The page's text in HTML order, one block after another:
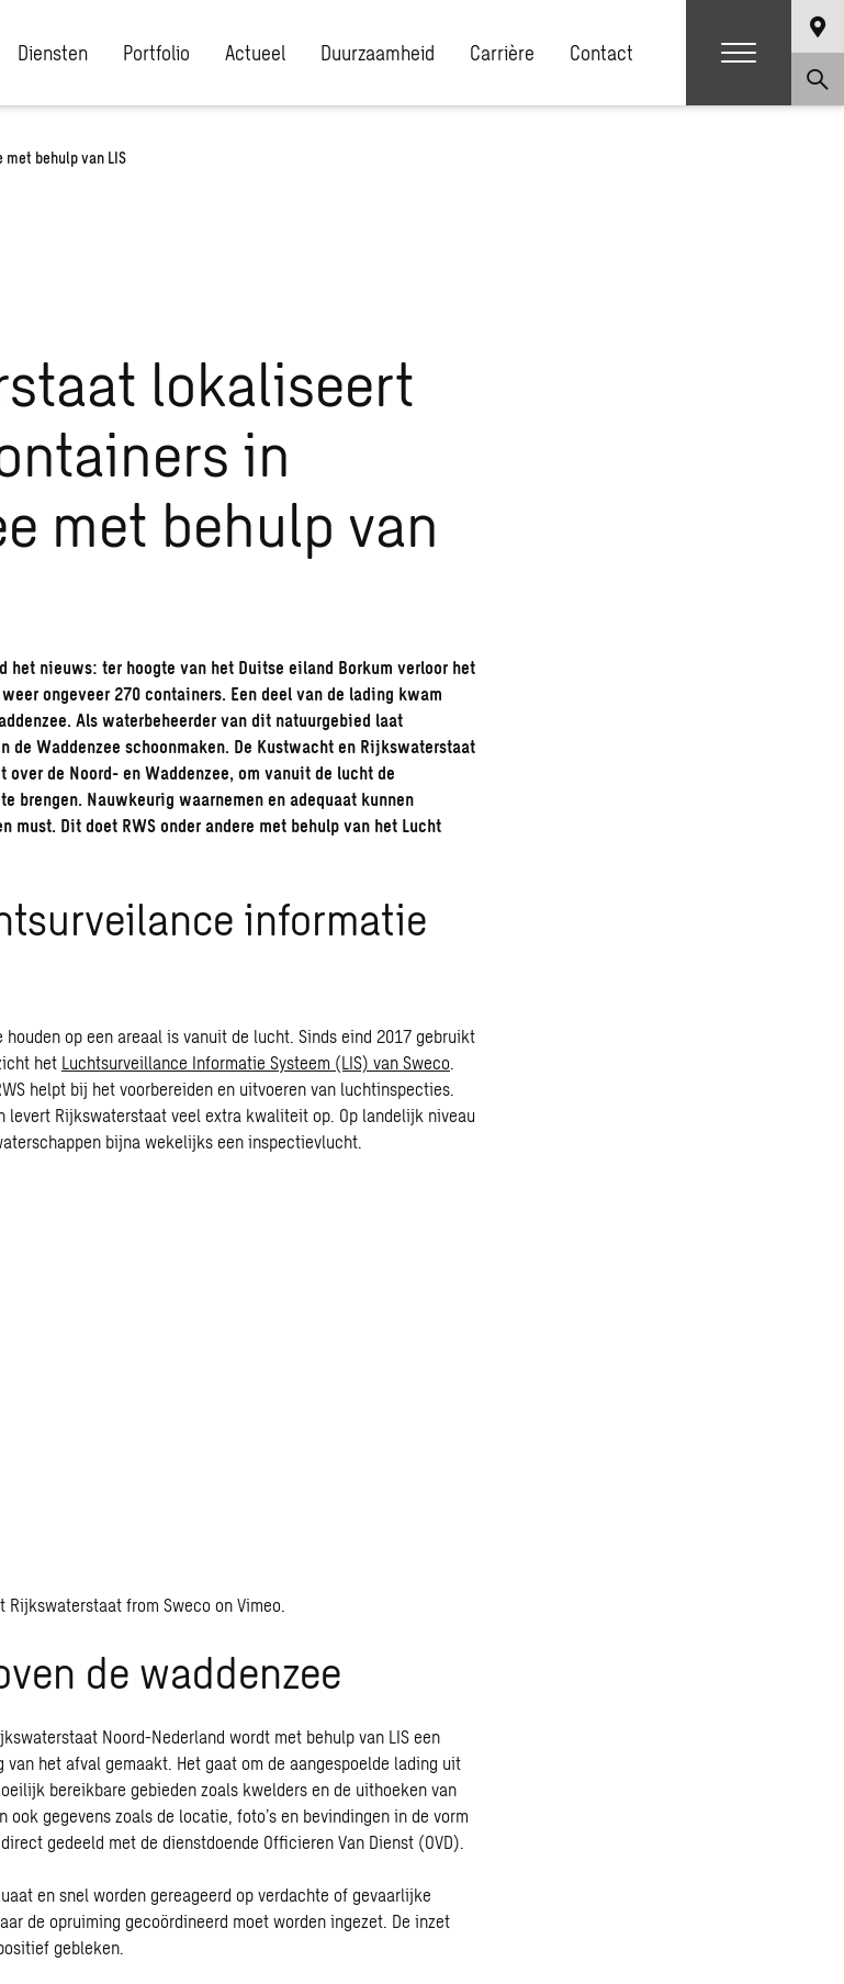
Diensten Portfolio Actueel Duurzaamheid Carrière Contact
behulp van LIS
lokaliseert
in
met behulp van
het nieuws: ter hoogte van het Duitse eiland Borkum verloor het
ongeveer 270 containers. Een deel van de lading kwam
Als waterbeheerder van dit natuurgebied laat
de Waddenzee schoonmaken. De Kustwacht en Rijkswaterstaat
de Noord- en Waddenzee, om vanuit de lucht de
brengen. Nauwkeurig waarnemen en adequaat kunnen
must. Dit doet RWS onder andere met behulp van het Lucht
informatie
op een areaal is vanuit de lucht. Sinds eind 2017 gebruikt
het Luchtsurveillance Informatie Systeem (LIS) van Sweco.
helpt bij het voorbereiden en uitvoeren van luchtinspecties.
levert Rijkswaterstaat veel extra kwaliteit op. Op landelijk niveau
bijna wekelijks een inspectievlucht.
Rijkswaterstaat from Sweco on Vimeo
de waddenzee
Noord-Nederland wordt met behulp van LIS een
van het afval gemaakt. Het gaat om de aangespoelde lading uit
bereikbare gebieden zoals kwelders en de uithoeken van
ook gegevens zoals de locatie, foto’s en bevindingen in de vorm
gedeeld met de dienstdoende Officieren Van Dienst (OVD).
en snel worden gereageerd op verdachte of gevaarlijke
de opruiming gecoördineerd moet worden ingezet. De inzet
gebleken.